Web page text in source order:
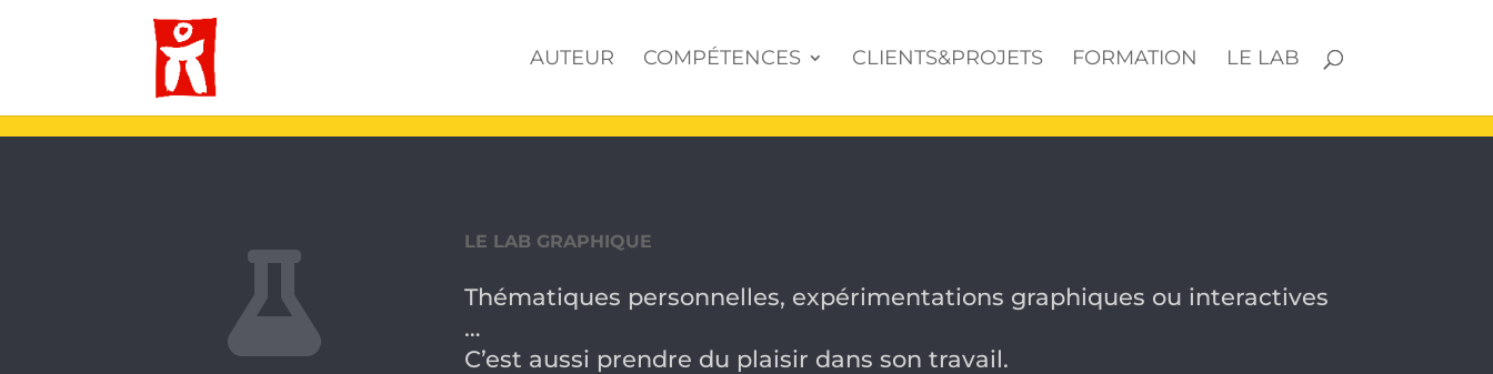
AUTEUR COMPÉTENCES CLIENTS&PROJETS FORMATION LE LAB

LE LAB GRAPHIQUE
Thématiques personnelles, expérimentations graphiques ou interactives
…
C’est aussi prendre du plaisir dans son travail.